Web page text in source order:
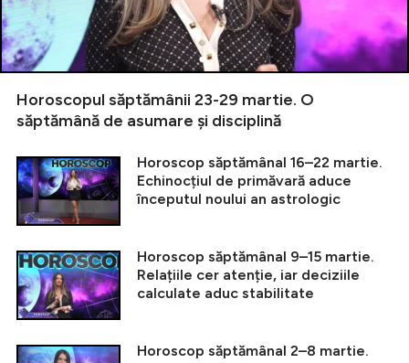
Horoscopul săptămânii 23-29 martie. O
săptămână de asumare și disciplină
Horoscop săptămânal 16–22 martie.
Echinocțiul de primăvară aduce
începutul noului an astrologic
Horoscop săptămânal 9–15 martie.
Relațiile cer atenție, iar deciziile
calculate aduc stabilitate
Horoscop săptămânal 2–8 martie.